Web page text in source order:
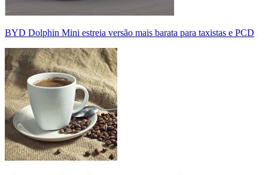
BYD Dolphin Mini estreia versão mais barata para taxistas e PCD